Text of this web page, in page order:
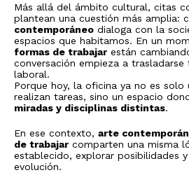
Más allá del ámbito cultural, citas
plantean una cuestión más amplia:
contemporáneo dialoga con la
espacios que habitamos. En un
formas de trabajar están
conversación empieza a
laboral.
Porque hoy, la oficina ya no es solo
realizan tareas, sino un espacio
miradas y disciplinas distintas.
En ese contexto, arte
de trabajar comparten una misma
establecido, explorar posibilidades
evolución.